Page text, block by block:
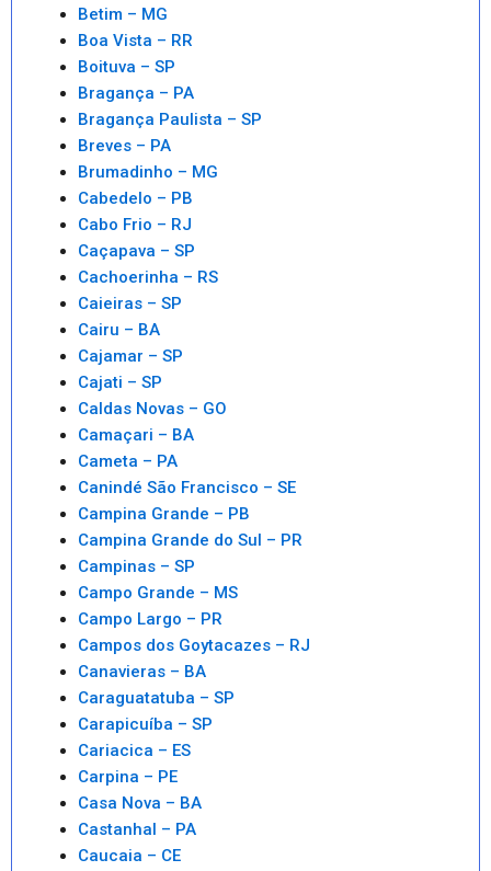
Betim – MG
Boa Vista – RR
Boituva – SP
Bragança – PA
Bragança Paulista – SP
Breves – PA
Brumadinho – MG
Cabedelo – PB
Cabo Frio – RJ
Caçapava – SP
Cachoerinha – RS
Caieiras – SP
Cairu – BA
Cajamar – SP
Cajati – SP
Caldas Novas – GO
Camaçari – BA
Cameta – PA
Canindé São Francisco – SE
Campina Grande – PB
Campina Grande do Sul – PR
Campinas – SP
Campo Grande – MS
Campo Largo – PR
Campos dos Goytacazes – RJ
Canavieras – BA
Caraguatatuba – SP
Carapicuíba – SP
Cariacica – ES
Carpina – PE
Casa Nova – BA
Castanhal – PA
Caucaia – CE